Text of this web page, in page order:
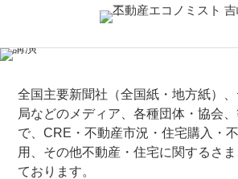
全国主要新聞社（全国紙・地方紙）
局などのメディア、各種団体・協会
で、CRE・不動産市況・住宅購入・
用、その他不動産・住宅に関するさ
ております。